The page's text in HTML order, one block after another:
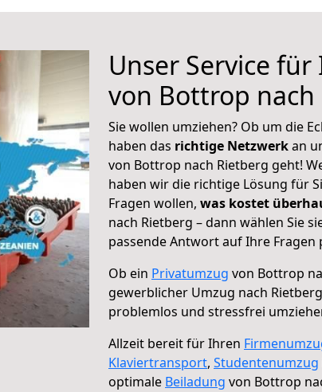
Unser Service
von Bottrop nach
Sie wollen umziehen? Ob um die
haben das richtige Netzwerkan
von Bottrop nach Rietberg geht!
haben wir die richtige Lösung für
Fragen wollen, was kostet
nach Rietberg – dann wählen Sie
passende Antwort auf Ihre Fragen
Ob ein Privatumzug von Bottrop
gewerblicher Umzug nach
problemlos und stressfrei
Allzeit bereit für Ihren
Klaviertransport, Studentenumzug
optimale Beiladung von Bottrop